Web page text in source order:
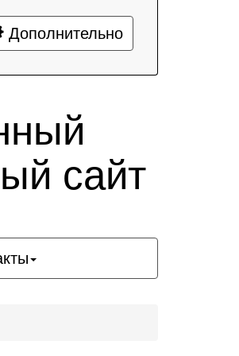
Дополнительно
сайт